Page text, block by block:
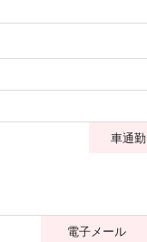
車通勤
電子メール